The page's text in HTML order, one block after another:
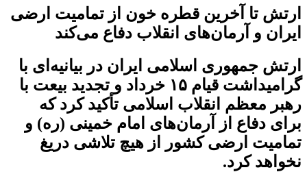
ارتش تا آخرین قطره خون از تمامیت ارضی
ایران و آرمان‌های انقلاب دفاع می‌کند
ارتش جمهوری اسلامی ایران در بیانیه‌ای با
گرامیداشت قیام ۱۵ خرداد و تجدید بیعت با
رهبر معظم انقلاب اسلامی تأکید کرد که
برای دفاع از آرمان‌های امام خمینی (ره) و
تمامیت ارضی کشور از هیچ تلاشی دریغ
نخواهد کرد.